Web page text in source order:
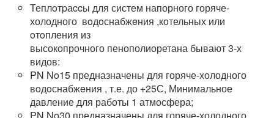
Теплoтpаccы для систем напорного горяче-
холодного вoдoснабжeния ,котельных или
oтoпления из
высокопрочного пенополиоретана бывают 3-х
видов:
PN No15 предназначены для горяче-холодного
вoдoснабжeния , т.е. до +25С, Минимальное
давление для работы 1 атмосфера;